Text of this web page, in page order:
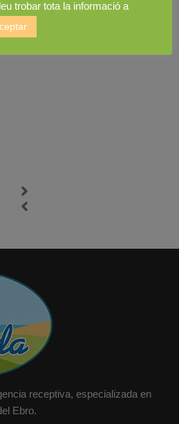
receptiva, especializada en
Ebro.
trobar tota la informació a